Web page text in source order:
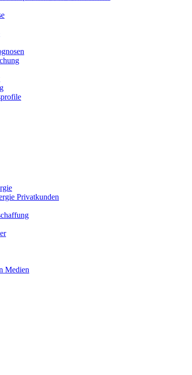
Privatkunden
Medien